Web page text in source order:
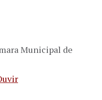
Municipal de